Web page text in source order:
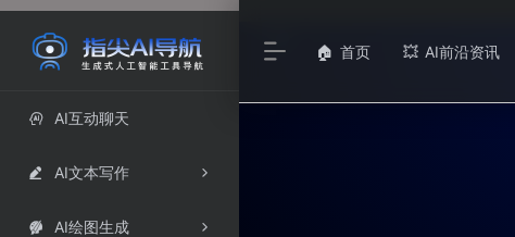
 AI互动聊天
 AI文本写作
 AI绘图生成
🏠 首页 💥 AI前沿资讯